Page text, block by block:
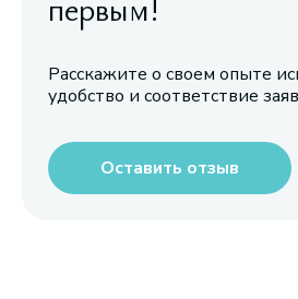
Расскажите о своем опыте
удобство и соответствие
Оставить отзыв